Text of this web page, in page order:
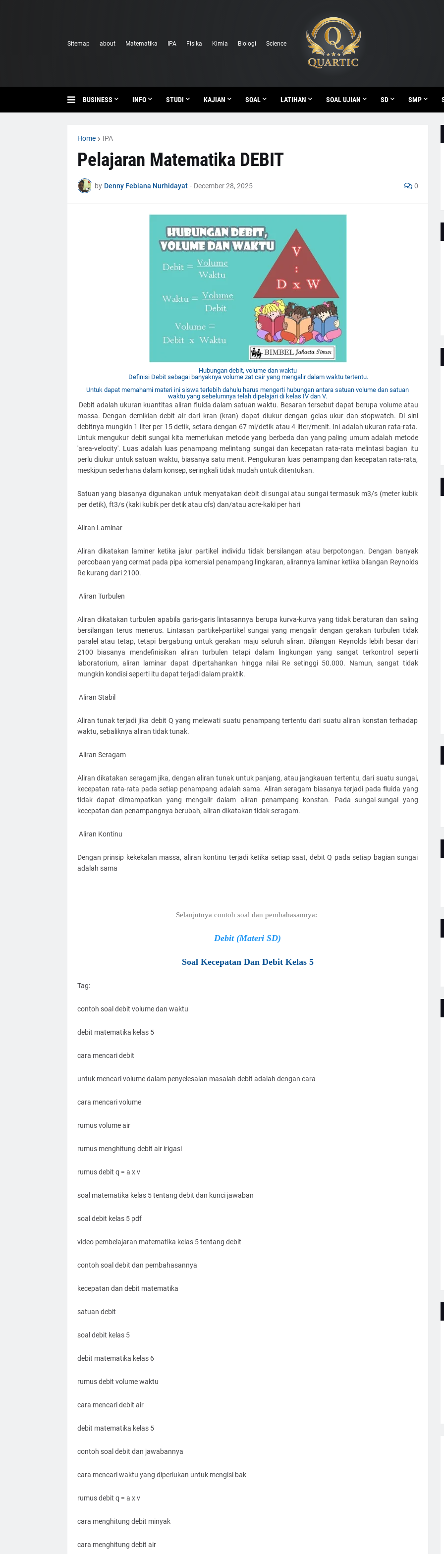
Sitemap about Matematika IPA Fisika Kimia Biologi Science
BUSINESS INFO STUDI KAJIAN SOAL LATIHAN SOAL UJIAN SD SMP
Home IPA
Pelajaran Matematika DEBIT
by Denny Febiana Nurhidayat - December 28, 2025 0
Hubungan debit, volume dan waktu
Definisi Debit sebagai banyaknya volume zat cair yang mengalir dalam waktu tertentu.
Untuk dapat memahami materi ini siswa terlebih dahulu harus mengerti hubungan antara satuan volume dan satuan
waktu yang sebelumnya telah dipelajari di kelas IV dan V.
Debit adalah ukuran kuantitas aliran fluida dalam satuan waktu. Besaran tersebut dapat berupa volume atau
massa. Dengan demikian debit air dari kran (kran) dapat diukur dengan gelas ukur dan stopwatch. Di sini
debitnya mungkin 1 liter per 15 detik, setara dengan 67 ml/detik atau 4 liter/menit. Ini adalah ukuran rata-rata.
Untuk mengukur debit sungai kita memerlukan metode yang berbeda dan yang paling umum adalah metode
'area-velocity'. Luas adalah luas penampang melintang sungai dan kecepatan rata-rata melintasi bagian itu
perlu diukur untuk satuan waktu, biasanya satu menit. Pengukuran luas penampang dan kecepatan rata-rata,
meskipun sederhana dalam konsep, seringkali tidak mudah untuk ditentukan.
Satuan yang biasanya digunakan untuk menyatakan debit di sungai atau sungai termasuk m3/s (meter kubik
per detik), ft3/s (kaki kubik per detik atau cfs) dan/atau acre-kaki per hari
Aliran Laminar
Aliran dikatakan laminer ketika jalur partikel individu tidak bersilangan atau berpotongan. Dengan banyak
percobaan yang cermat pada pipa komersial penampang lingkaran, alirannya laminar ketika bilangan Reynolds
Re kurang dari 2100.
Aliran Turbulen
Aliran dikatakan turbulen apabila garis-garis lintasannya berupa kurva-kurva yang tidak beraturan dan saling
bersilangan terus menerus. Lintasan partikel-partikel sungai yang mengalir dengan gerakan turbulen tidak
paralel atau tetap, tetapi bergabung untuk gerakan maju seluruh aliran. Bilangan Reynolds lebih besar dari
2100 biasanya mendefinisikan aliran turbulen tetapi dalam lingkungan yang sangat terkontrol seperti
laboratorium, aliran laminar dapat dipertahankan hingga nilai Re setinggi 50.000. Namun, sangat tidak
mungkin kondisi seperti itu dapat terjadi dalam praktik.
Aliran Stabil
Aliran tunak terjadi jika debit Q yang melewati suatu penampang tertentu dari suatu aliran konstan terhadap
waktu, sebaliknya aliran tidak tunak.
Aliran Seragam
Aliran dikatakan seragam jika, dengan aliran tunak untuk panjang, atau jangkauan tertentu, dari suatu sungai,
kecepatan rata-rata pada setiap penampang adalah sama. Aliran seragam biasanya terjadi pada fluida yang
tidak dapat dimampatkan yang mengalir dalam aliran penampang konstan. Pada sungai-sungai yang
kecepatan dan penampangnya berubah, aliran dikatakan tidak seragam.
Aliran Kontinu
Dengan prinsip kekekalan massa, aliran kontinu terjadi ketika setiap saat, debit Q pada setiap bagian sungai
adalah sama
Selanjutnya contoh soal dan pembahasannya:
Debit (Materi SD)
Soal Kecepatan Dan Debit Kelas 5
Tag:
contoh soal debit volume dan waktu
debit matematika kelas 5
cara mencari debit
untuk mencari volume dalam penyelesaian masalah debit adalah dengan cara
cara mencari volume
rumus volume air
rumus menghitung debit air irigasi
rumus debit q = a x v
soal matematika kelas 5 tentang debit dan kunci jawaban
soal debit kelas 5 pdf
video pembelajaran matematika kelas 5 tentang debit
contoh soal debit dan pembahasannya
kecepatan dan debit matematika
satuan debit
soal debit kelas 5
debit matematika kelas 6
rumus debit volume waktu
cara mencari debit air
debit matematika kelas 5
contoh soal debit dan jawabannya
cara mencari waktu yang diperlukan untuk mengisi bak
rumus debit q = a x v
cara menghitung debit minyak
cara menghitung debit air